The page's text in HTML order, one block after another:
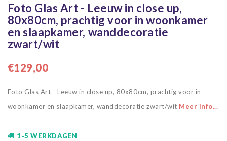
Foto Glas Art - Leeuw in close up,
80x80cm, prachtig voor in woonkamer
en slaapkamer, wanddecoratie
zwart/wit
€129,00
Foto Glas Art - Leeuw in close up, 80x80cm, prachtig voor in
woonkamer en slaapkamer, wanddecoratie zwart/wit Meer info...
1-5 WERKDAGEN